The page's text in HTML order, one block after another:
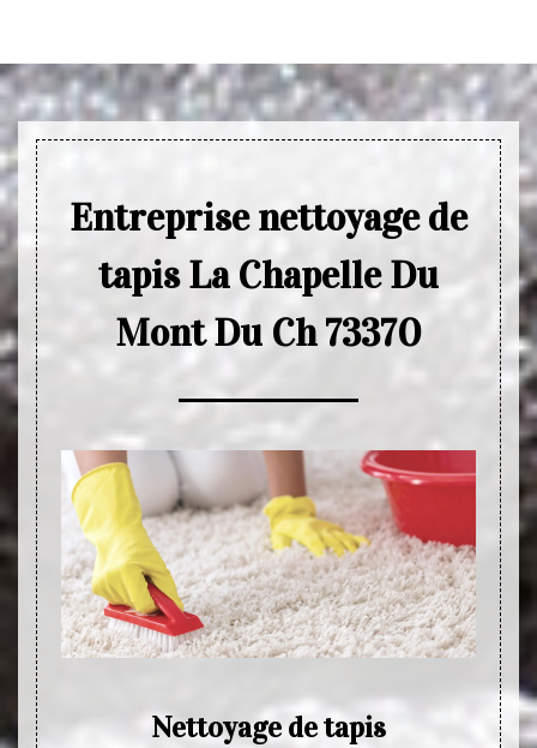
Entreprise nettoyage de
tapis La Chapelle Du
Mont Du Ch 73370
Nettoyage de tapis